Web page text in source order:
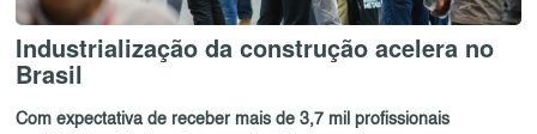
Industrialização da construção acelera no
Brasil
Com expectativa de receber mais de 3,7 mil profissionais